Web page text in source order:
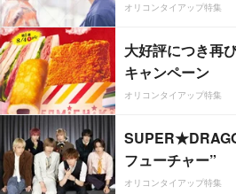
オリコンタイアップ特集
大好評につき再
キャンペーン
オリコンタイアップ特集
フューチャー”
オリコンタイアップ特集